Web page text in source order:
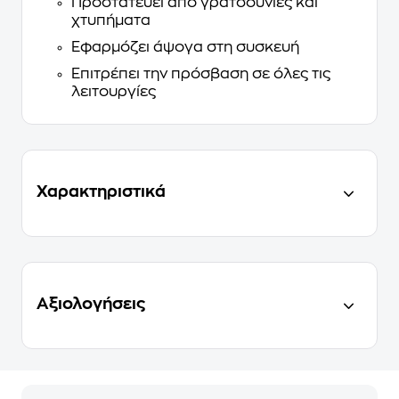
χτυπήματα
Εφαρμόζει άψογα στη συσκευή
Επιτρέπει την πρόσβαση σε όλες τις
λειτουργίες
Χαρακτηριστικά
Αξιολογήσεις